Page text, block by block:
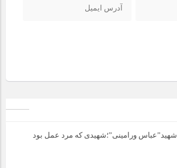
شهید”عباس ورامینی”؛شهیدی که مرد عمل بود